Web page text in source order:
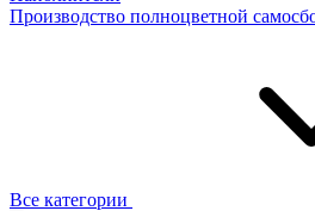
Производство полноцветной
Все категории